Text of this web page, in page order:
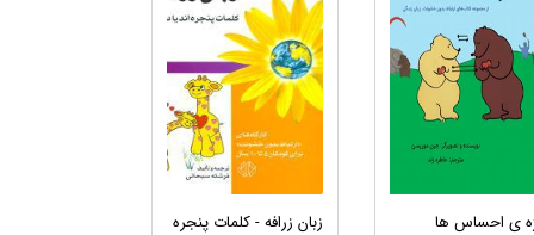
ی احساس ها
زبان زرافه - کلمات پنجره